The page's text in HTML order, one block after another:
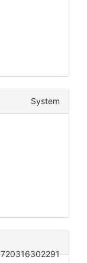
System